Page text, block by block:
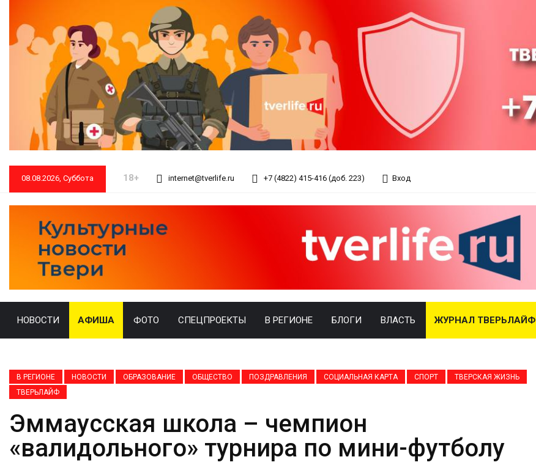
08.08.2026, Суббота 18+ internet@tverlife.ru +7 (4822) 415-416 (доб. 223) Вход
НОВОСТИ АФИША ФОТО СПЕЦПРОЕКТЫ В РЕГИОНЕ БЛОГИ ВЛАСТЬ ЖУРНАЛ ТВЕРЬЛАЙФ
В РЕГИОНЕ НОВОСТИ ОБРАЗОВАНИЕ ОБЩЕСТВО ПОЗДРАВЛЕНИЯ СОЦИАЛЬНАЯ КАРТА СПОРТ
ТВЕРСКАЯ ЖИЗНЬ
ТВЕРЬЛАЙФ
Эммаусская школа – чемпион
«валидольного» турнира по мини-футболу